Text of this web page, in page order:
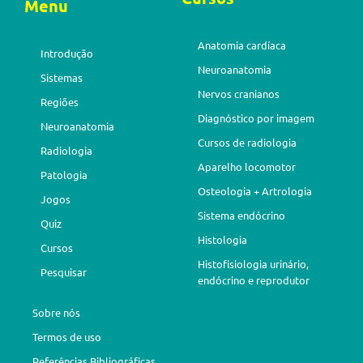
Menu
Introdução
Sistemas
Regiões
Neuroanatomia
Radiologia
Patologia
Jogos
Quiz
Cursos
Pesquisar
Anatomia cardíaca
Neuroanatomia
Nervos cranianos
Diagnóstico por imagem
Cursos de radiologia
Aparelho locomotor
Osteologia + Artrologia
Sistema endócrino
Histologia
Histofisiologia urinário,
endócrino e reprodutor
Sobre nós
Termos de uso